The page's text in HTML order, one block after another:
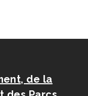
de la